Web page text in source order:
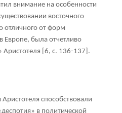
внимание на особенности
восточного
отличного от форм
Европе, была отчетливо
[6, с. 136-137].
способствовали
в политической